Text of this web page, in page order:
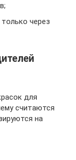
через
для
считаются
на